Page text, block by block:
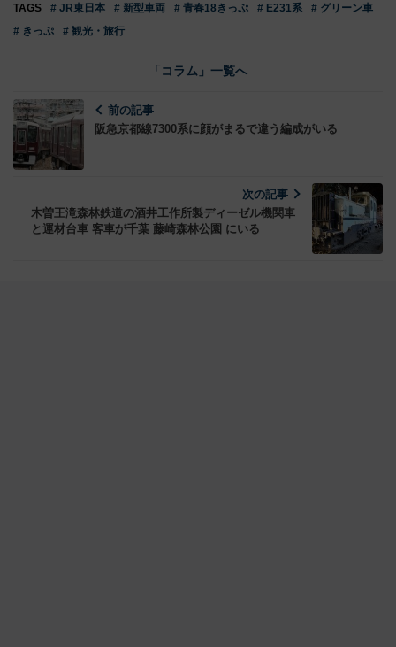
TAGS # JR東日本 # 新型車両 # 青春18きっぷ # E231系
# グリーン車
# きっぷ
# 観光・旅行
「コラム」一覧へ
前の記事
阪急京都線7300系に顔がまるで違う編成がいる
次の記事
木曽王滝森林鉄道の酒井工作所製ディーゼル機関車
と運材台車 客車が千葉 藤崎森林公園 にいる